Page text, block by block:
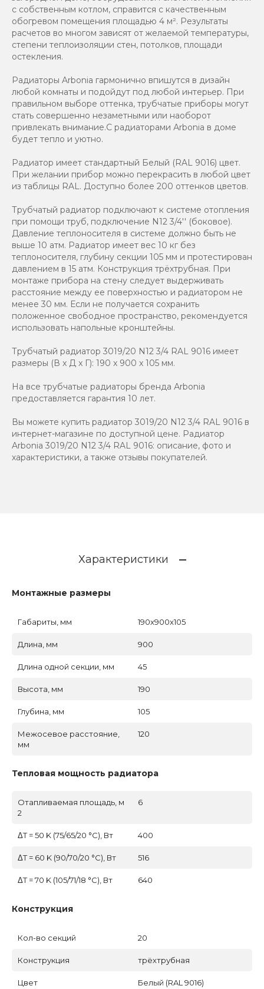
с собственным котлом, справится с качественным
обогревом помещения площадью 4 м². Результаты
расчетов во многом зависят от желаемой температуры,
степени теплоизоляции стен, потолков, площади
остекления.
Радиаторы Arbonia гармонично впишутся в дизайн
любой комнаты и подойдут под любой интерьер. При
правильном выборе оттенка, трубчатые приборы могут
стать совершенно незаметными или наоборот
привлекать внимание.С радиаторами Аrbonia в доме
будет тепло и уютно.
Радиатор имеет стандартный Белый (RAL 9016) цвет.
При желании прибор можно перекрасить в любой цвет
из таблицы RAL. Доступно более 200 оттенков цветов.
Трубчатый радиатор подключают к системе отопления
при помощи труб, подключение N12 3/4'' (боковое).
Давление теплоносителя в системе должно быть не
выше 10 атм. Радиатор имеет вес 10 кг без
теплоносителя, глубину секции 105 мм и протестирован
давлением в 15 атм. Конструкция трёхтрубная. При
монтаже прибора на стену следует выдерживать
расстояние между ее поверхностью и радиатором не
менее 30 мм. Если не получается сохранить
положенное свободное пространство, рекомендуется
использовать напольные кронштейны.
Трубчатый радиатор 3019/20 N12 3/4 RAL 9016 имеет
размеры (В x Д x Г): 190 x 900 x 105 мм.
На все трубчатые радиаторы бренда Аrbonia
предоставляется гарантия 10 лет.
Вы можете купить радиатор 3019/20 N12 3/4 RAL 9016 в
интернет-магазине по доступной цене. Радиатор
Arbonia 3019/20 N12 3/4 RAL 9016: описание, фото и
характеристики, а также отзывы покупателей.
Характеристики
Монтажные размеры
Габариты, мм 190x900x105
Длина, мм 900
Длина одной секции, мм 45
Высота, мм 190
Глубина, мм 105
Межосевое расстояние,
мм
120
Тепловая мощность радиатора
Отапливаемая площадь, м
2
6
ΔT = 50 K (75/65/20 °C), Вт 400
ΔT = 60 K (90/70/20 °C), Вт 516
ΔT = 70 K (105/71/18 °C), Вт 640
Конструкция
Кол-во секций 20
Конструкция трёхтрубная
Цвет Белый (RAL 9016)